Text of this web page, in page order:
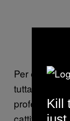
Per ottenere
tuttavia
cattiva idea,
Kill